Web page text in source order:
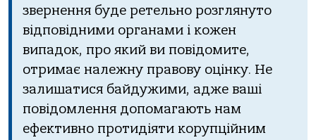
звернення буде ретельно розглянуто
відповідними органами і кожен
випадок, про який ви повідомите,
отримає належну правову оцінку. Не
залишатися байдужими, адже ваші
повідомлення допомагають нам
ефективно протидіяти корупційним